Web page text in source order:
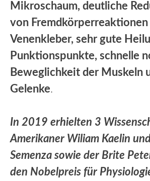
Mikroschaum, deutliche
von Fremdkörperreaktionen
Venenkleber, sehr gute
Punktionspunkte, schnelle
Beweglichkeit der Muskeln
Gelenke.
In 2019 erhielten 3
Amerikaner Wiliam Kaelin
Semenza sowie der Brite
den Nobelpreis für